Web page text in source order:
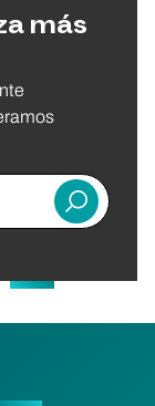
más
Entregar